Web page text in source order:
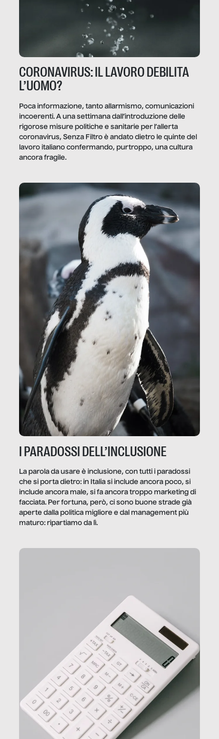
CORONAVIRUS: IL LAVORO DEBILITA
L’UOMO?
Poca informazione, tanto allarmismo, comunicazioni
incoerenti. A una settimana dall’introduzione delle
rigorose misure politiche e sanitarie per l’allerta
coronavirus, Senza Filtro è andato dietro le quinte del
lavoro italiano confermando, purtroppo, una cultura
ancora fragile.
I PARADOSSI DELL’INCLUSIONE
La parola da usare è inclusione, con tutti i paradossi
che si porta dietro: in Italia si include ancora poco, si
include ancora male, si fa ancora troppo marketing di
facciata. Per fortuna, però, ci sono buone strade già
aperte dalla politica migliore e dal management più
maturo: ripartiamo da lì.